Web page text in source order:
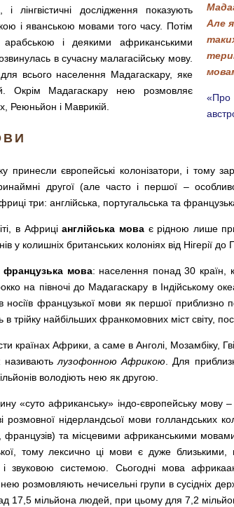
Але
лінгвістичні дослідження показують
і яванською мовами того часу. Потім
і деякими африканськими
в сучасну малагасійську мову.
всього населення Мадагаскару, яке
Окрім Мадагаскару нею розмовляє
Реюньйон і Маврикій.
принесли європейські колонізатори, і тому
другої (але часто і першої –
три: англійська, португальська та
в Африціанглійська мова є рідною лише
у колишніх британських колоніях від Нігерії
французька мова: населення понад 30 країн,
на півночі до Мадагаскару в Індійському
носіїв французької мови як першої
трійку найбільших франкомовних міст світу,
країнах Африки, а саме в Анголі, Мозамбіку,
називають лузофонною Африкою . Для
володіють нею як другою.
«суто африканську» індо-європейську мову
розмовної нідерландсьої мови голландських
французів) та місцевими африканськими
тому лексично ці мови є дуже
звуковою системою. Сьогодні мова
нею розмовляють нечисельні групи в сусідніх
17,5 мільйона людей, при цьому для 7,2